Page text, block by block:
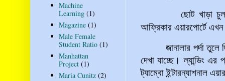
ছোট খাড়া চুল আর
আফ্রিকার এয়ারপোর্টে এখন
জানালার পর্দা তুলে
দেখা যাচ্ছে। ল্যান্ডিং
ট্যাম্বো ইন্টারন্যাশনাল
Machine
Learning (1)
Magazine (1)
Male Female
Student Ratio (1)
Manhattan
Project (1)
Maria Cunitz (2)